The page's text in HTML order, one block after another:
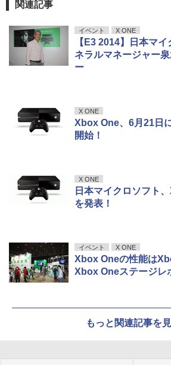
関連記事
イベント X ONE
【E3 2014】日本マ
ネラルマネージャー
ー
X ONE
Xbox One、6月21日
開始！
X ONE
日本マイクロソフト
を発表！
イベント X ONE
Xbox Oneの性能は
Xbox Oneステージレ
もっと関連記事を